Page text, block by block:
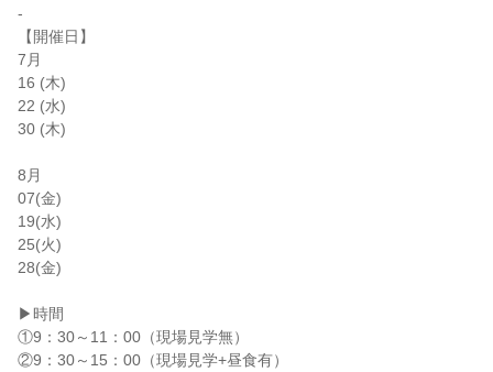
-
【開催日】
7月
16 (木)
22 (水)
30 (木)
8月
07(金)
19(水)
25(火)
28(金)
▶時間
①9：30～11：00（現場見学無）
②9：30～15：00（現場見学+昼食有）